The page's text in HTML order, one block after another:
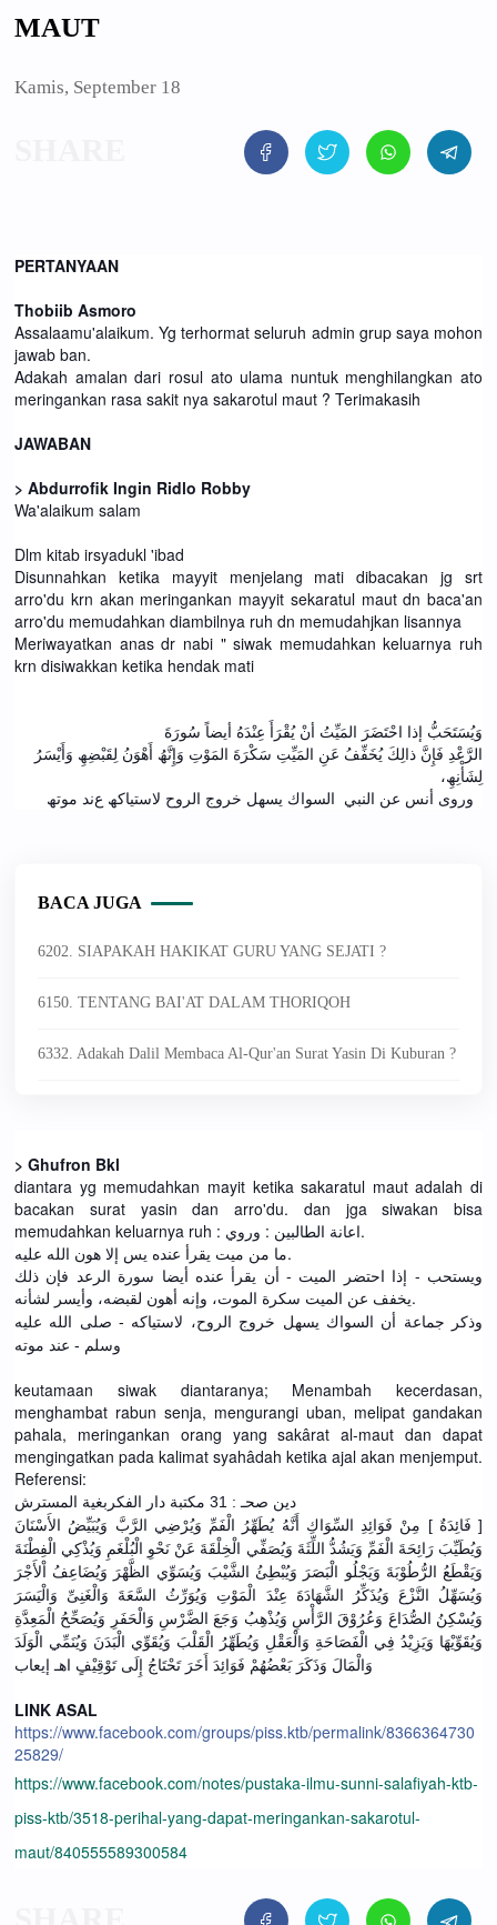
MAUT
Kamis, September 18
PERTANYAAN
Thobiib Asmoro
Assalaamu'alaikum. Yg terhormat seluruh admin grup saya mohon
jawab ban.
Adakah amalan dari rosul ato ulama nuntuk menghilangkan ato
meringankan rasa sakit nya sakarotul maut ? Terimakasih
JAWABAN
> Abdurrofik Ingin Ridlo Robby
Wa'alaikum salam
Dlm kitab irsyadukl 'ibad
Disunnahkan ketika mayyit menjelang mati dibacakan jg srt
arro'du krn akan meringankan mayyit sekaratul maut dn baca'an
arro'du memudahkan diambilnya ruh dn memudahjkan lisannya
Meriwayatkan anas dr nabi " siwak memudahkan keluarnya ruh
krn disiwakkan ketika hendak mati
وَیُسَتَحَبُّ إذا احْتَضَرَ المَیِّتُ أنْ یُقْرَأَ عِنْدَهُ أیضاً سُورَةَ
الرَّعْدِ فَإِنَّ ذالِكَ یُخَفِّفُ عَنِ المَیِّتِ سَكْرَةَ المَوْتِ وَإِنَّھُ أَھْوَنُ لِقَبْضِھِ وَأَیْسَرُ
لِشَأْنِھِ،
وروى أنس عن النبي السواك یسھل خروج الروح لاستیاكھ عند موتھ
BACA JUGA
6202. SIAPAKAH HAKIKAT GURU YANG SEJATI ?
6150. TENTANG BAI'AT DALAM THORIQOH
6332. Adakah Dalil Membaca Al-Qur'an Surat Yasin Di Kuburan ?
> Ghufron Bkl
diantara yg memudahkan mayit ketika sakaratul maut adalah di
bacakan surat yasin dan arro'du. dan jga siwakan bisa
memudahkan keluarnya ruh : اعانة الطالبين : وروي.
ما من ميت يقرأ عنده يس إلا هون الله عليه.
ويستحب - إذا احتضر الميت - أن يقرأ عنده أيضا سورة الرعد فإن ذلك
يخفف عن الميت سكرة الموت، وإنه أهون لقبضه، وأيسر لشأنه.
وذكر جماعة أن السواك يسهل خروج الروح، لاستياكه - صلى الله عليه
وسلم - عند موته
keutamaan siwak diantaranya; Menambah kecerdasan,
menghambat rabun senja, mengurangi uban, melipat gandakan
pahala, meringankan orang yang sakârat al-maut dan dapat
mengingatkan pada kalimat syahâdah ketika ajal akan menjemput.
Referensi:
بغية المسترش
دين صحـ : 31 مكتبة دار الفكر
[ فَائِدَةٌ ] مِنْ فَوَائِدِ السِّوَاكِ أَنَّهُ يُطَهِّرُ الْفَمِّ وَيُرْضِي الرَّبَّ وَيُبَيِّضُ الأَسْنَانَ
وَيُطَيِّبَ رَائِحَةَ الْفَمِّ وَيَشُدُّ اللِّثَةَ وَيُصَفِّي الْخِلْقَةَ عَنْ نَحْوِ الْبُلْغَمِ وَيُذْكِي الْفِطْنَةَ
وَيَقْطَعُ الرُّطُوْبَةَ وَيَجْلُو الْبَصَرَ وَيُبْطِئُ الشَّيْبَ وَيُسَوِّي الظَّهْرَ وَيُضَاعِفُ اْلأَجْرَ
وَيُسَهِّلُ النَّزْعَ وَيُذَكِّرُ الشَّهَادَةَ عِنْدَ الْمَوْتِ وَيُوَرِّثُ السَّعَةَ وَالْغَنِىِّ وَالْيَسَرَ
وَيُسْكِنُ الصُّدَاعَ وَعُرُوْقَ الرَّأْسِ وَيُذْهِبُ وَجَعَ الضَّرْسِ وَالْحَفَرِ وَيُصَحِّحُ الْمَعِدَّةِ
وَيُقَوِّيْهَا وَيَزِيْدُ فِي الْفَصَاحَةِ وَالْعَقْلِ وَيُطَهِّرُ الْقَلْبَ وَيُقَوِّي الْبَدَنَ وَيُنَمِّي الْوَلَدَ
وَالْمَالَ وَذَكَرَ بَعْضُهُمْ فَوَائِدَ أَخَرَ تَحْتَاجُ إِلَى تَوْقِيْفٍ اهـ إيعاب
LINK ASAL
https://www.facebook.com/groups/piss.ktb/permalink/8366364730
25829/
https://www.facebook.com/notes/pustaka-ilmu-sunni-salafiyah-ktb-
piss-ktb/3518-perihal-yang-dapat-meringankan-sakarotul-
maut/840555589300584